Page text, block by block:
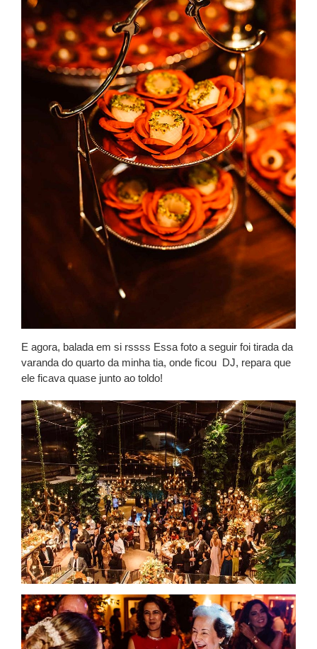
E agora, balada em si rssss Essa foto a seguir foi tirada da
varanda do quarto da minha tia, onde ficou DJ, repara que
ele ficava quase junto ao toldo!